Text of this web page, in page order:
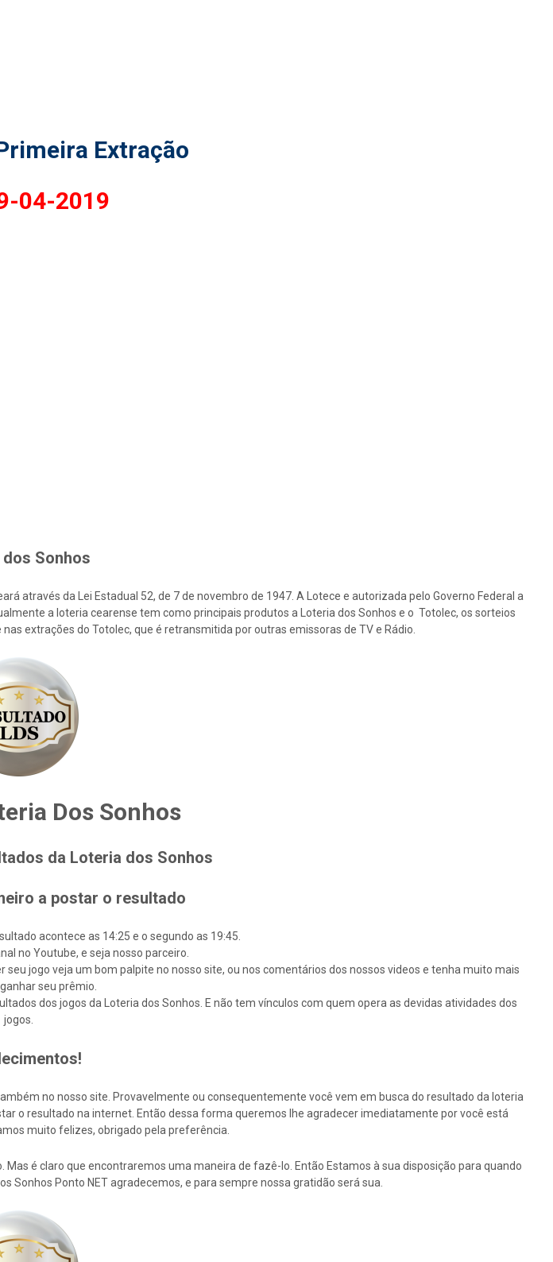
Extração
04-2019
Sonhos
através da Lei Estadual 52, de 7 de novembro de 1947. A Lotece e autorizada pelo Governo Federal a
a loteria cearense tem como principais produtos a Loteria dos Sonhos e o Totolec, os sorteios
extrações do Totolec, que é retransmitida por outras emissoras de TV e Rádio.
Dos Sonhos
da Loteria dos Sonhos
a postar o resultado
acontece as 14:25 e o segundo as 19:45.
no Youtube, e seja nosso parceiro.
jogo veja um bom palpite no nosso site, ou nos comentários dos nossos videos e tenha muito mais
seu prêmio.
dos jogos da Loteria dos Sonhos. E não tem vínculos com quem opera as devidas atividades dos
jogos.
no nosso site. Provavelmente ou consequentemente você vem em busca do resultado da loteria
o resultado na internet. Então dessa forma queremos lhe agradecer imediatamente por você está
muito felizes, obrigado pela preferência.
é claro que encontraremos uma maneira de fazê-lo. Então Estamos à sua disposição para quando
Sonhos Ponto NET agradecemos, e para sempre nossa gratidão será sua.